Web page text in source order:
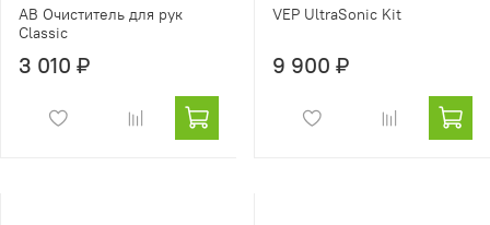
AB Очиститель для рук
Classic
3 010 ₽
VEP UltraSonic Kit
9 900 ₽